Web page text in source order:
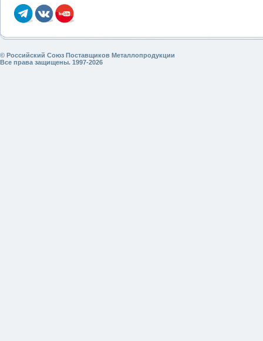
© Российский Союз Поставщиков Металлопродукции
Все права защищены. 1997-2026